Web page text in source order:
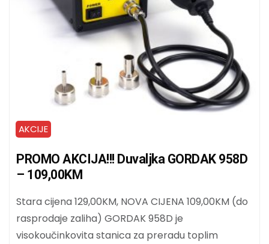
AKCIJE
PROMO AKCIJA!!! Duvaljka GORDAK 958D
– 109,00KM
Stara cijena 129,00KM, NOVA CIJENA 109,00KM (do
rasprodaje zaliha) GORDAK 958D je
visokoučinkovita stanica za preradu toplim